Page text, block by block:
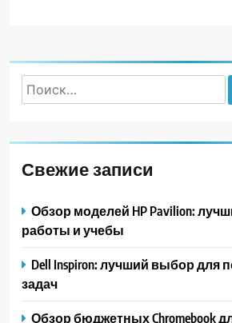
Найти:
Свежие записи
Обзор моделей HP Pavilion:
работы и учебы
Dell Inspiron: лучший выбор для
задач
Обзор бюджетных Chromebook